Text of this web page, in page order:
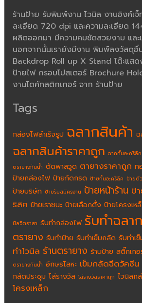
ร้านป้าย รับพิมพ์งาน ไวนิล งานอิงค์เ
ละเอียด 720 dpi และความละเอียด
ผลิตออกมา มีความคมชัดสวยงาม แล
นอกจากนั้นเรายังมีงาน พิมพ์ลงวัสดุอื่
Backdrop Roll up X Stand โต๊ะแส
ป้ายไฟ กรอบโปสเตอร์ Brochure
งานไดคัทสติกเกอร์ จาก ร้านป้าย
Tags
กล่องไฟสำเร็จรูป ฉลากสินค้า
ฉลากสินค้าราคาถูก ฉากกั้นอะคริลิค
ตรายางกันน้ำ ตัดพาสวูด ตายางราคาถูก ท
ป้ายกล่องไฟ ป้ายกัดกรด ป้ายกั้นอะคริลิค ป้ายตั
ป้ายบริษัท ป้ายรับสมัครงาน ป้ายหน้าร้าน ป้
ริลิค ป้ายเราชนะ ป้ายเลือกตั้ง ป้ายโครงเห
นิลจิตอาสา รับทำกล่องไฟ รับทำฉลา
ตรายาง รับทำป้าย รับทำเข็มกลัด รับทำเ
ทำไวนิล ร้านตรายาง ร้านป้าย สติ๊กเก
ตรายางกันน้ำ อักษรโลหะ เข็มกลัดฉีดวัคซีน
กลัดประชุม โล่รางวัล โล่รางวัลราคาถูก ไวนิลก
โครงเหล็ก